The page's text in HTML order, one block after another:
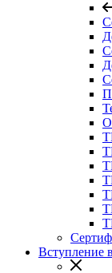
Вступление